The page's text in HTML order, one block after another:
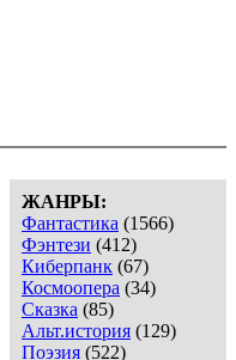
ЖАНРЫ:
Фантастика (1566)
Фэнтези (412)
Киберпанк (67)
Космоопера (34)
Сказка (85)
Альт.история (129)
Поэзия (522)